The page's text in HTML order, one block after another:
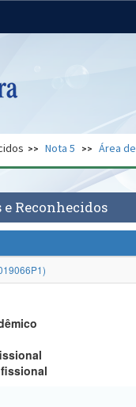
Gabinete de Segurança
Nota 5 Área
Reconhecidos